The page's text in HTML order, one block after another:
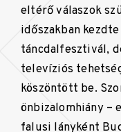
eltérő válaszok
időszakban
táncdalfesztivál,
televíziós
köszöntött be.
önbizalomhiány –
falusi lányként